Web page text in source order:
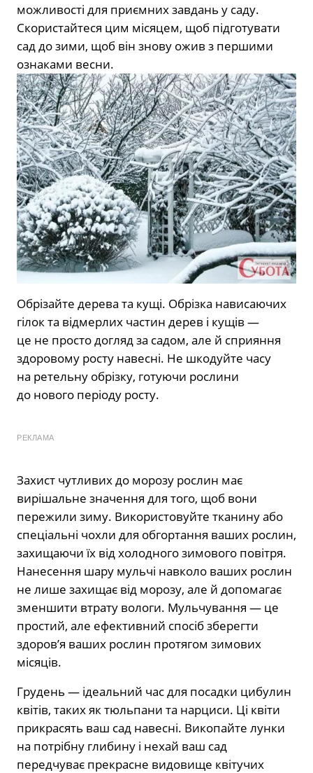
можливості для приємних завдань у саду.
Скористайтеся цим місяцем, щоб підготувати
сад до зими, щоб він знову ожив з першими
ознаками весни.
Обрізайте дерева та кущі. Обрізка нависаючих
гілок та відмерлих частин дерев і кущів —
це не просто догляд за садом, але й сприяння
здоровому росту навесні. Не шкодуйте часу
на ретельну обрізку, готуючи рослини
до нового періоду росту.
РЕКЛАМА
Захист чутливих до морозу рослин має
вирішальне значення для того, щоб вони
пережили зиму. Використовуйте тканину або
спеціальні чохли для обгортання ваших рослин,
захищаючи їх від холодного зимового повітря.
Нанесення шару мульчі навколо ваших рослин
не лише захищає від морозу, але й допомагає
зменшити втрату вологи. Мульчування — це
простий, але ефективний спосіб зберегти
здоров’я ваших рослин протягом зимових
місяців.
Грудень — ідеальний час для посадки цибулин
квітів, таких як тюльпани та нарциси. Ці квіти
прикрасять ваш сад навесні. Викопайте лунки
на потрібну глибину і нехай ваш сад
передчуває прекрасне видовище квітучих